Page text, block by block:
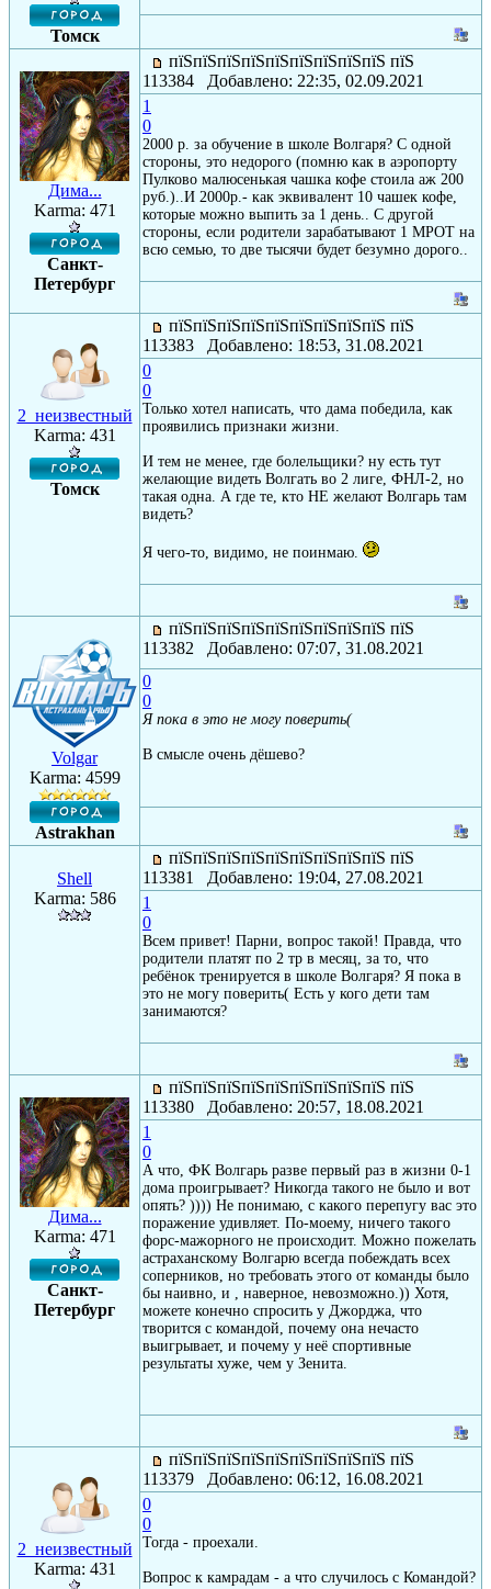
Томск
Дима...
Karma: 471
Санкт-
Петербург
пїЅпїЅпїЅпїЅпїЅпїЅпїЅпїЅпїЅ пїЅ
113384 Добавлено: 22:35, 02.09.2021
1
0
2000 р. за обучение в школе Волгаря? С одной
стороны, это недорого (помню как в аэропорту
Пулково малюсенькая чашка кофе стоила аж 200
руб.)..И 2000р.- как эквивалент 10 чашек кофе,
которые можно выпить за 1 день.. С другой
стороны, если родители зарабатывают 1 МРОТ на
всю семью, то две тысячи будет безумно дорого..
2_неизвестный
Karma: 431
Томск
пїЅпїЅпїЅпїЅпїЅпїЅпїЅпїЅпїЅ пїЅ
113383 Добавлено: 18:53, 31.08.2021
0
0
Только хотел написать, что дама победила, как
проявились признаки жизни.
И тем не менее, где болельщики? ну есть тут
желающие видеть Волгать во 2 лиге, ФНЛ-2, но
такая одна. А где те, кто НЕ желают Волгарь там
видеть?
Я чего-то, видимо, не поинмаю.
Volgar
Karma: 4599
Astrakhan
пїЅпїЅпїЅпїЅпїЅпїЅпїЅпїЅпїЅ пїЅ
113382 Добавлено: 07:07, 31.08.2021
0
0
Я пока в это не могу поверить(
В смысле очень дёшево?
Shell
Karma: 586
пїЅпїЅпїЅпїЅпїЅпїЅпїЅпїЅпїЅ пїЅ
113381 Добавлено: 19:04, 27.08.2021
1
0
Всем привет! Парни, вопрос такой! Правда, что
родители платят по 2 тр в месяц, за то, что
ребёнок тренируется в школе Волгаря? Я пока в
это не могу поверить( Есть у кого дети там
занимаются?
Дима...
Karma: 471
Санкт-
Петербург
пїЅпїЅпїЅпїЅпїЅпїЅпїЅпїЅпїЅ пїЅ
113380 Добавлено: 20:57, 18.08.2021
1
0
А что, ФК Волгарь разве первый раз в жизни 0-1
дома проигрывает? Никогда такого не было и вот
опять? )))) Не понимаю, с какого перепугу вас это
поражение удивляет. По-моему, ничего такого
форс-мажорного не происходит. Можно пожелать
астраханскому Волгарю всегда побеждать всех
соперников, но требовать этого от команды было
бы наивно, и , наверное, невозможно.)) Хотя,
можете конечно спросить у Джорджа, что
творится с командой, почему она нечасто
выигрывает, и почему у неё спортивные
результаты хуже, чем у Зенита.
2_неизвестный
Karma: 431
пїЅпїЅпїЅпїЅпїЅпїЅпїЅпїЅпїЅ пїЅ
113379 Добавлено: 06:12, 16.08.2021
0
0
Тогда - проехали.
Вопрос к камрадам - а что случилось с Командой?